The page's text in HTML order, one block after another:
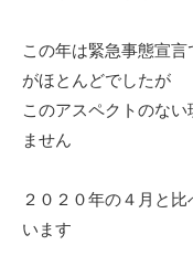
この年は緊急事態宣
がほとんどでしたが
このアスペクトのな
ません
２０２０年の４月と
います